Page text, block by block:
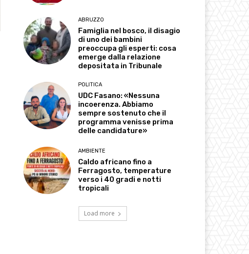
ABRUZZO
Famiglia nel bosco, il disagio
di uno dei bambini
preoccupa gli esperti: cosa
emerge dalla relazione
depositata in Tribunale
POLITICA
UDC Fasano: «Nessuna
incoerenza. Abbiamo
sempre sostenuto che il
programma venisse prima
delle candidature»
AMBIENTE
Caldo africano fino a
Ferragosto, temperature
verso i 40 gradi e notti
tropicali
Load more